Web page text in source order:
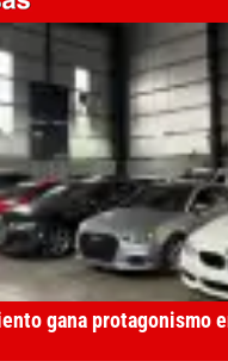
gana protagonismo